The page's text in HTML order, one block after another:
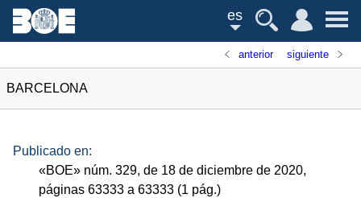
es
anterior siguiente
BARCELONA
Publicado en:
«BOE» núm. 329, de 18 de diciembre de 2020,
páginas 63333 a 63333 (1 pág.)